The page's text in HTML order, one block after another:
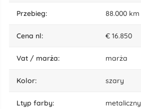
przebieg: 88.000 km
cena nl: € 16.850
vat / marża: marża
kolor: szary
ltyp farby: metaliczny